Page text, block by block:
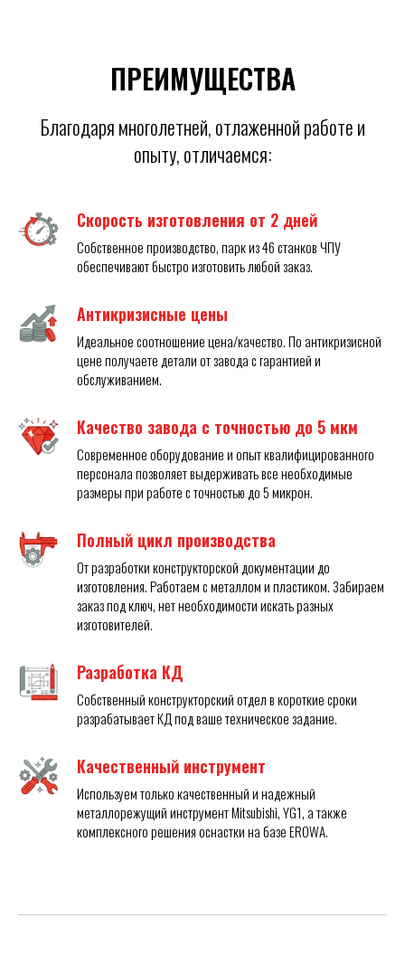
ПРЕИМУЩЕСТВА
Благодаря многолетней, отлаженной работе и
опыту, отличаемся:
Скорость изготовления от 2 дней
Собственное производство, парк из 46 станков ЧПУ
обеспечивают быстро изготовить любой заказ.
Антикризисные цены
Идеальное соотношение цена/качество. По антикризисной
цене получаете детали от завода с гарантией и
обслуживанием.
Качество завода с точностью до 5 мкм
Современное оборудование и опыт квалифицированного
персонала позволяет выдерживать все необходимые
размеры при работе с точностью до 5 микрон.
Полный цикл производства
От разработки конструкторской документации до
изготовления. Работаем с металлом и пластиком. Забираем
заказ под ключ, нет необходимости искать разных
изготовителей.
Разработка КД
Собственный конструкторский отдел в короткие сроки
разрабатывает КД под ваше техническое задание.
Качественный инструмент
Используем только качественный и надежный
металлорежущий инструмент Mitsubishi, YG1, а также
комплексного решения оснастки на базе EROWA.